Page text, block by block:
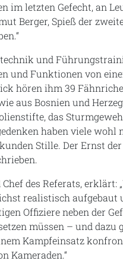
im letzten Gefecht, an
Berger, Spieß der
und
und Funktionen von
hören ihm 39
aus Bosnien und
das
haben viele wohl
Stille. Der Ernst
des Referats, erklärt:
realistisch aufgebaut
Offiziere neben der
müssen – und dazu
Kampfeinsatz
Kameraden.“